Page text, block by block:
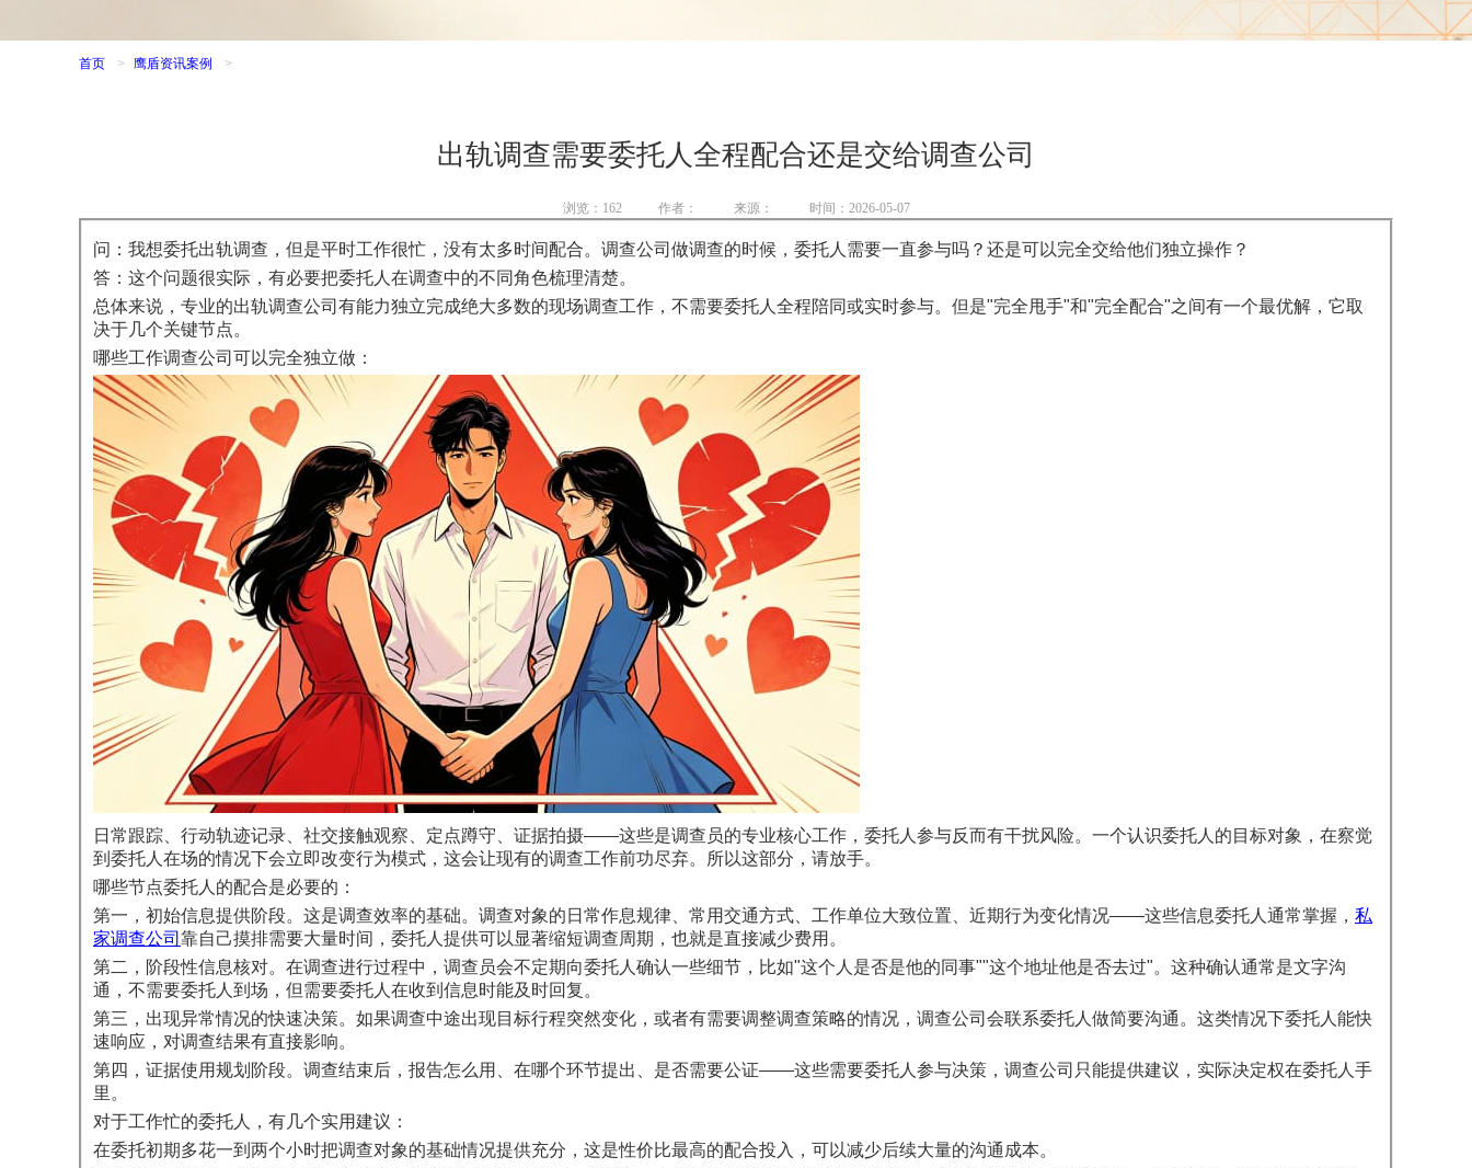
首页 > 鹰盾资讯案例 >
出轨调查需要委托人全程配合还是交给调查公司
浏览： 162 作者： 来源： 时间：2026-05-07
问：我想委托出轨调查，但是平时工作很忙，没有太多时间配合。调查公司做调查的时候，委托人需要一直参与吗？还是可以完全交给他们独立操作？
答：这个问题很实际，有必要把委托人在调查中的不同角色梳理清楚。
总体来说，专业的出轨调查公司有能力独立完成绝大多数的现场调查工作，不需要委托人全程陪同或实时参与。但是"完全甩手"和"完全配合"之间有一个最优解，它取
决于几个关键节点。
哪些工作调查公司可以完全独立做：
日常跟踪、行动轨迹记录、社交接触观察、定点蹲守、证据拍摄——这些是调查员的专业核心工作，委托人参与反而有干扰风险。一个认识委托人的目标对象，在察觉
到委托人在场的情况下会立即改变行为模式，这会让现有的调查工作前功尽弃。所以这部分，请放手。
哪些节点委托人的配合是必要的：
第一，初始信息提供阶段。这是调查效率的基础。调查对象的日常作息规律、常用交通方式、工作单位大致位置、近期行为变化情况——这些信息委托人通常掌握， 私
家调查公司 靠自己摸排需要大量时间，委托人提供可以显著缩短调查周期，也就是直接减少费用。
第二，阶段性信息核对。在调查进行过程中，调查员会不定期向委托人确认一些细节，比如"这个人是否是他的同事""这个地址他是否去过"。这种确认通常是文字沟
通，不需要委托人到场，但需要委托人在收到信息时能及时回复。
第三，出现异常情况的快速决策。如果调查中途出现目标行程突然变化，或者有需要调整调查策略的情况，调查公司会联系委托人做简要沟通。这类情况下委托人能快
速响应，对调查结果有直接影响。
第四，证据使用规划阶段。调查结束后，报告怎么用、在哪个环节提出、是否需要公证——这些需要委托人参与决策，调查公司只能提供建议，实际决定权在委托人手
里。
对于工作忙的委托人，有几个实用建议：
在委托初期多花一到两个小时把调查对象的基础情况提供充分，这是性价比最高的配合投入，可以减少后续大量的沟通成本。